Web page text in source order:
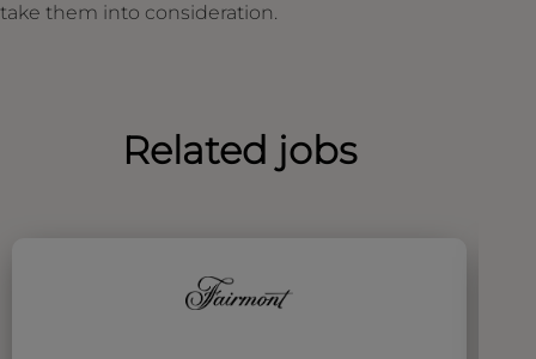
take them into consideration.
Related jobs